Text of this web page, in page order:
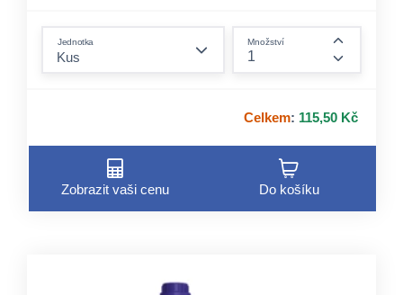
Jednotka Množství
Celkem: 115,50 Kč
Zobrazit vaši cenu Do košíku